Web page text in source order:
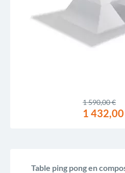
1 590,00 €
1
Table ping pong en